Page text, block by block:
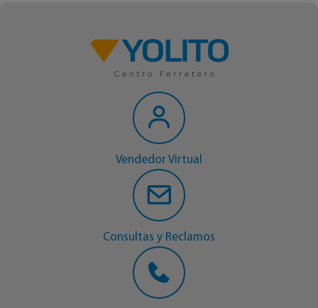
Vendedor Virtual
Consultas y Reclamos